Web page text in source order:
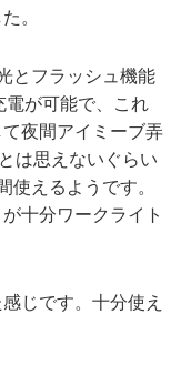
。
とフラッシュ機能
電が可能で、これ
夜間アイミーブ弄
は思えないぐらい
使えるようです。
十分ワークライト
じです。十分使え